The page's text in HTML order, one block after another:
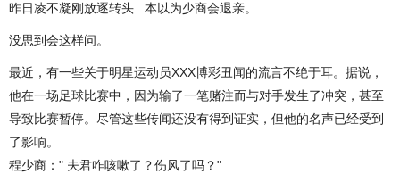
昨日凌不凝刚放逐转头...本以为少商会退亲。
没思到会这样问。
最近，有一些关于明星运动员XXX博彩丑闻的流言不绝于耳。据说，
他在一场足球比赛中，因为输了一笔赌注而与对手发生了冲突，甚至
导致比赛暂停。尽管这些传闻还没有得到证实，但他的名声已经受到
了影响。
程少商：" 夫君咋咳嗽了？伤风了吗？"